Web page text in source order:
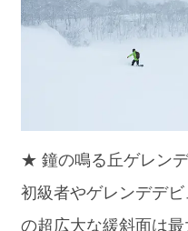
★ 鐘の鳴る丘ゲレン
初級者やゲレンデデ
の超広大な緩斜面は